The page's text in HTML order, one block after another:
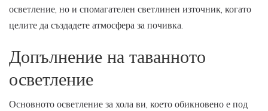
осветление, но и спомагателен светлинен източник, когато
целите да създадете атмосфера за почивка.
Допълнение на таванното
осветление
Основното осветление за хола ви, което обикновено е под